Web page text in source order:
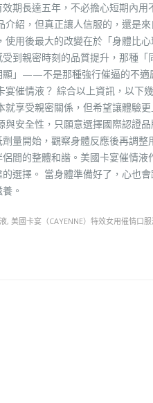
期長達五年，不必擔心短期內
紹，但真正讓人信服的，還是
用後最大的改變在於「身體比
到親密時刻的品質提升，那種
」——不是那種強行催逼的不
催情液？ 綜合以上資訊，以下
享受親密關係，但希望讓體驗
安全性，只願意選擇國際認證
量開始，觀察身體反應後再調
間的整體和諧。美國卡宴催情
選擇。 當身體準備好了，心也
。
, 美國卡宴（CAYENNE）特效女用催情口